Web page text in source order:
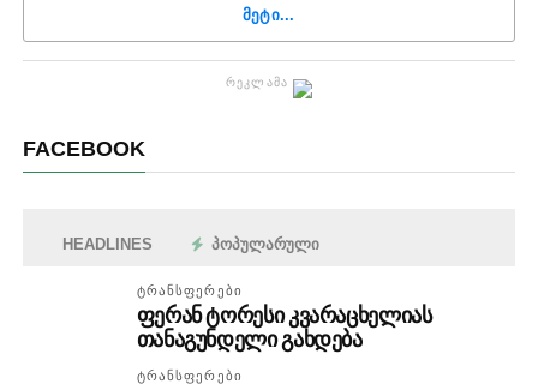
ᲛᲔᲢᲘ...
ᲠᲔᲙᲚᲐᲛᲐ
FACEBOOK
HEADLINES ᲞᲝᲞᲣᲚᲐᲠᲣᲚᲘ
ᲢᲠᲐᲜᲡᲤᲔᲠᲔᲑᲘ
ფერან ტორესი კვარაცხელიას
თანაგუნდელი გახდება
ᲢᲠᲐᲜᲡᲤᲔᲠᲔᲑᲘ